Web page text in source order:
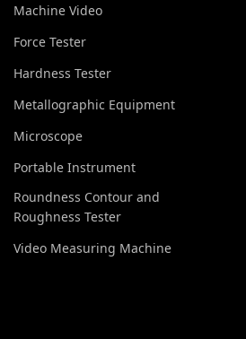
Machine Video
Force Tester
Hardness Tester
Metallographic Equipment
Microscope
Portable Instrument
Roundness Contour and
Roughness Tester
Video Measuring Machine